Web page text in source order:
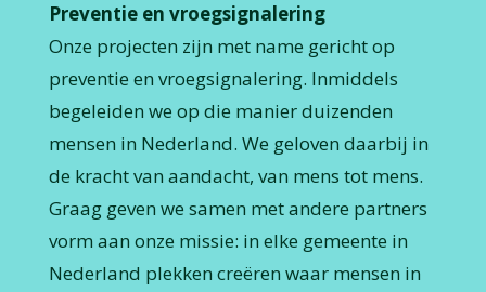
Preventie en vroegsignalering
Onze projecten zijn met name gericht op
preventie en vroegsignalering. Inmiddels
begeleiden we op die manier duizenden
mensen in Nederland. We geloven daarbij in
de kracht van aandacht, van mens tot mens.
Graag geven we samen met andere partners
vorm aan onze missie: in elke gemeente in
Nederland plekken creëren waar mensen in